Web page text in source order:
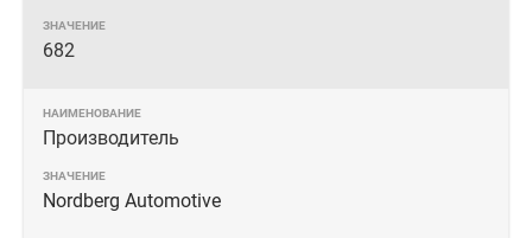
682
Производитель
Nordberg Automotive